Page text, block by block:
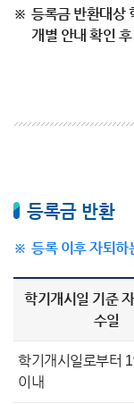
등록금 반환대상
개별 안내 확인
등록금 반환
등록 이후 자퇴하
학기개시일 기준
수일
학기개시일로부터
이내